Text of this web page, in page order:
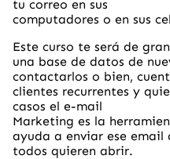
tu correo en sus
computadores o en sus
Este curso te será de
una base de datos de
contactarlos o bien,
clientes recurrentes y
casos el e-mail
Marketing es la
ayuda a enviar ese email
todos quieren abrir.